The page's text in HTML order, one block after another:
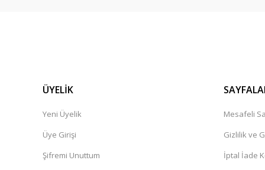
ÜYELİK
Yeni Üyelik
Üye Girişi
Şifremi Unuttum
Mesafeli
Gizlilik ve
İptal İade